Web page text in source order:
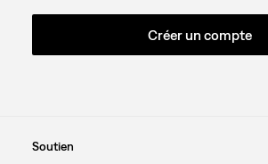
Créer un compte
Soutien